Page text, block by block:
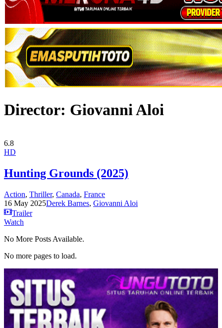
Director: Giovanni Aloi
6.8
HD
Hunting Grounds (2025)
Action, Thriller, Canada, France
16 May 2025Derek Barnes, Giovanni Aloi
Trailer
Watch
No More Posts Available.
No more pages to load.